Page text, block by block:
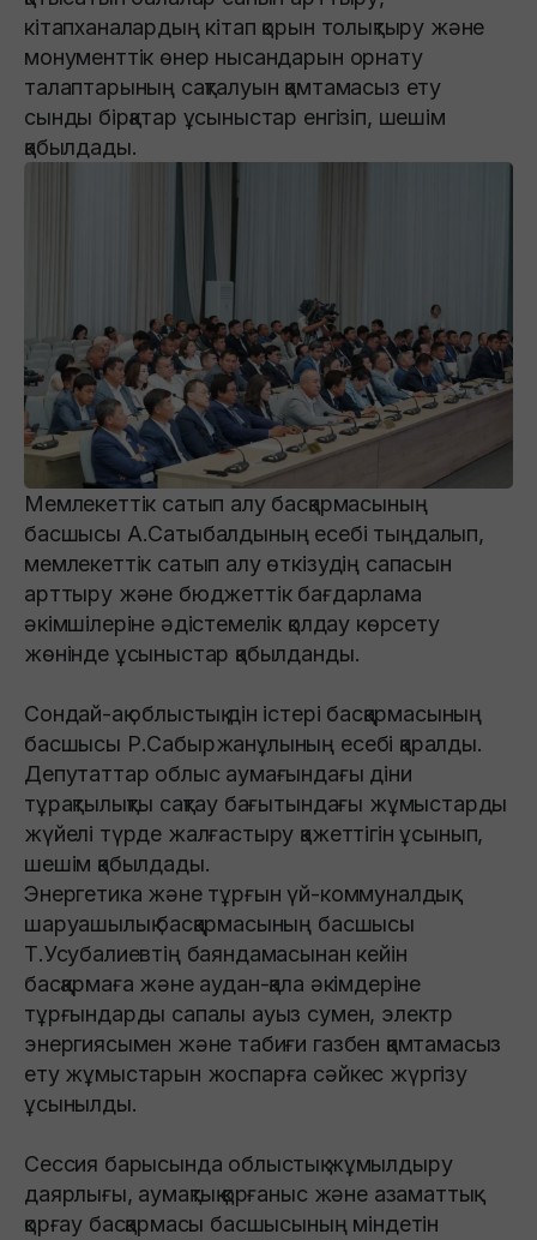
кітапханалардың кітап қорын толықтыру және
монументтік өнер нысандарын орнату
талаптарының сақталуын қамтамасыз ету
сынды бірқатар ұсыныстар енгізіп, шешім
қабылдады.
Мемлекеттік сатып алу басқармасының
басшысы А.Сатыбалдының есебі тыңдалып,
мемлекеттік сатып алу өткізудің сапасын
арттыру және бюджеттік бағдарлама
әкімшілеріне әдістемелік қолдау көрсету
жөнінде ұсыныстар қабылданды.
Сондай-ақ облыстық дін істері басқармасының
басшысы Р.Сабыржанұлының есебі қаралды.
Депутаттар облыс аумағындағы діни
тұрақтылықты сақтау бағытындағы жұмыстарды
жүйелі түрде жалғастыру қажеттігін ұсынып,
шешім қабылдады.
Энергетика және тұрғын үй-коммуналдық
шаруашылық басқармасының басшысы
Т.Усубалиевтің баяндамасынан кейін
басқармаға және аудан-қала әкімдеріне
тұрғындарды сапалы ауыз сумен, электр
энергиясымен және табиғи газбен қамтамасыз
ету жұмыстарын жоспарға сәйкес жүргізу
ұсынылды.
Сессия барысында облыстық жұмылдыру
даярлығы, аумақтық қорғаныс және азаматтық
қорғау басқармасы басшысының міндетін